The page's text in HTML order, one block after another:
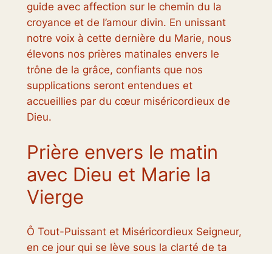
guide avec affection sur le chemin du la
croyance et de l’amour divin. En unissant
notre voix à cette dernière du Marie, nous
élevons nos prières matinales envers le
trône de la grâce, confiants que nos
supplications seront entendues et
accueillies par du cœur miséricordieux de
Dieu.
Prière envers le matin
avec Dieu et Marie la
Vierge
Ô Tout-Puissant et Miséricordieux Seigneur,
en ce jour qui se lève sous la clarté de ta